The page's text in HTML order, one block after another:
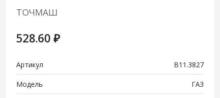
ТОЧМАШ
528.60 ₽
Артикул В11.3827
Модель ГАЗ